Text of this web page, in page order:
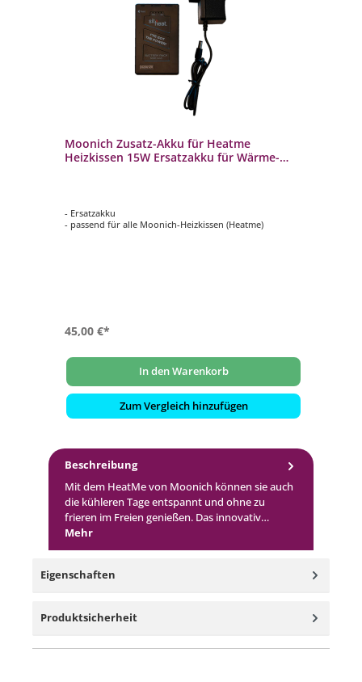
Moonich Zusatz-Akku für Heatme
Heizkissen 15W Ersatzakku für Wärme-
- Ersatzakku
- passend für alle Moonich-Heizkissen (Heatme)
45,00 €*
In den Warenkorb
Zum Vergleich hinzufügen
Beschreibung
Mit dem HeatMe von Moonich können sie auch
die kühleren Tage entspannt und ohne zu
frieren im Freien genießen. Das innovativ…
Mehr
Eigenschaften
Produktsicherheit